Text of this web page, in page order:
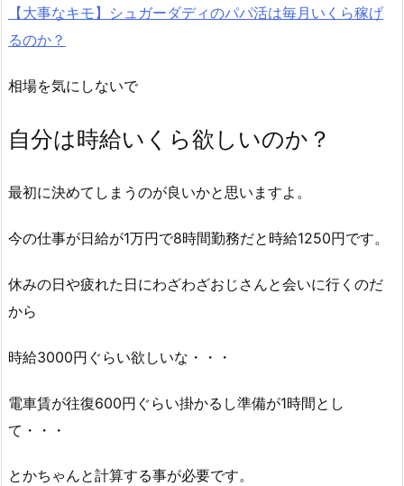
【大事なキモ】シュガーダディのパパ活は毎月いくら稼げ
るのか？
相場を気にしないで
自分は時給いくら欲しいのか？
最初に決めてしまうのが良いかと思いますよ。
今の仕事が日給が1万円で8時間勤務だと時給1250円です。
休みの日や疲れた日にわざわざおじさんと会いに行くのだ
から
時給3000円ぐらい欲しいな・・・
電車賃が往復600円ぐらい掛かるし準備が1時間とし
て・・・
とかちゃんと計算する事が必要です。